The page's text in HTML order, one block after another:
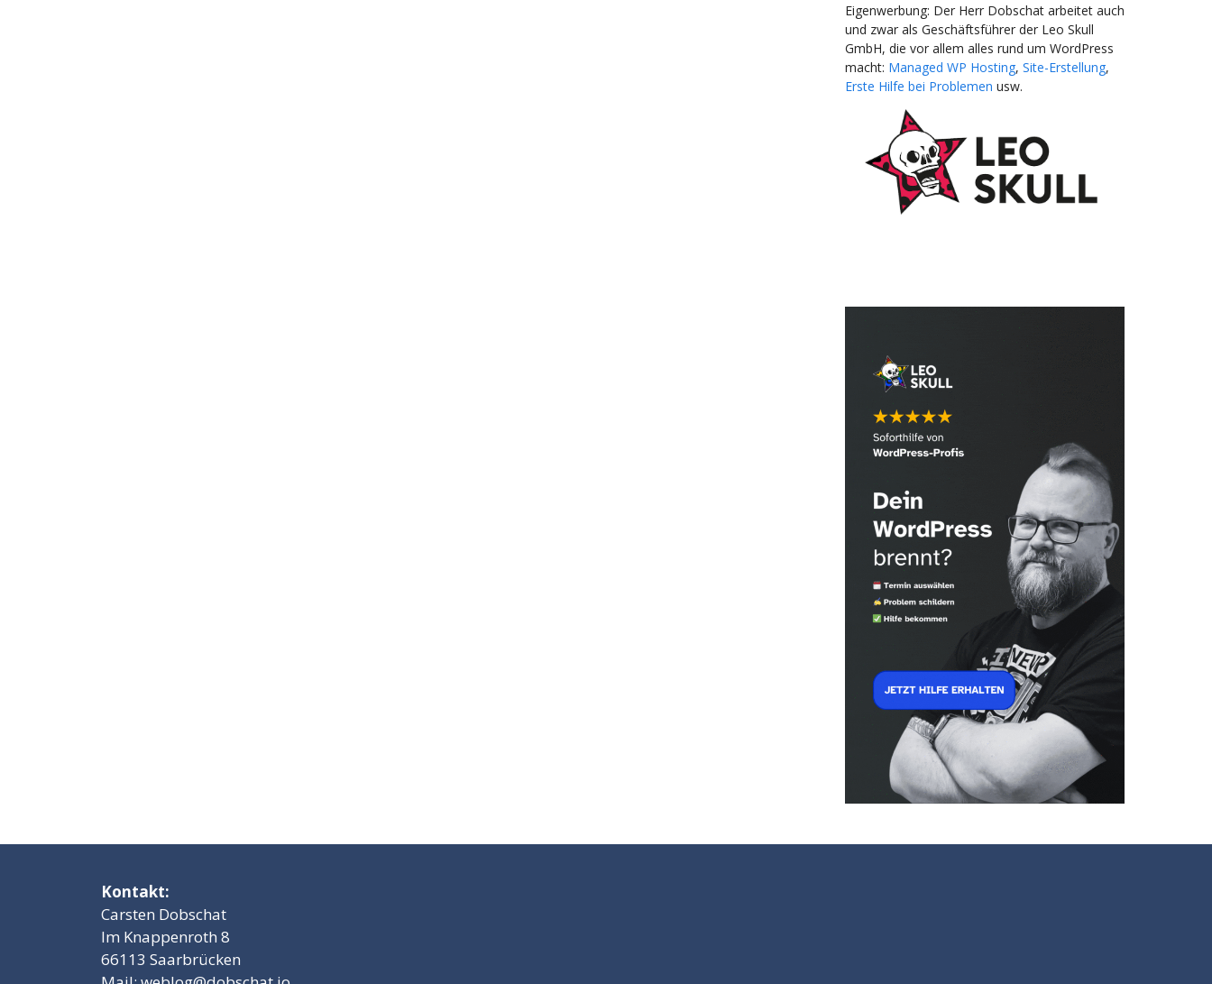
Eigenwerbung: Der Herr Dobschat arbeitet auch
und zwar als Geschäftsführer der Leo Skull
GmbH, die vor allem alles rund um WordPress
macht: Managed WP Hosting, Site-Erstellung,
Erste Hilfe bei Problemen usw.
Kontakt:
Carsten Dobschat
Im Knappenroth 8
66113 Saarbrücken